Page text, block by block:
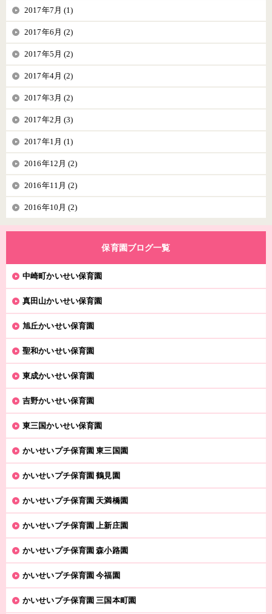
2017年7月 (1)
2017年6月 (2)
2017年5月 (2)
2017年4月 (2)
2017年3月 (2)
2017年2月 (3)
2017年1月 (1)
2016年12月 (2)
2016年11月 (2)
2016年10月 (2)
保育園ブログ一覧
中崎町かいせい保育園
真田山かいせい保育園
旭丘かいせい保育園
聖和かいせい保育園
東成かいせい保育園
吉野かいせい保育園
東三国かいせい保育園
かいせいプチ保育園 東三国園
かいせいプチ保育園 鶴見園
かいせいプチ保育園 天満橋園
かいせいプチ保育園 上新庄園
かいせいプチ保育園 森小路園
かいせいプチ保育園 今福園
かいせいプチ保育園 三国本町園